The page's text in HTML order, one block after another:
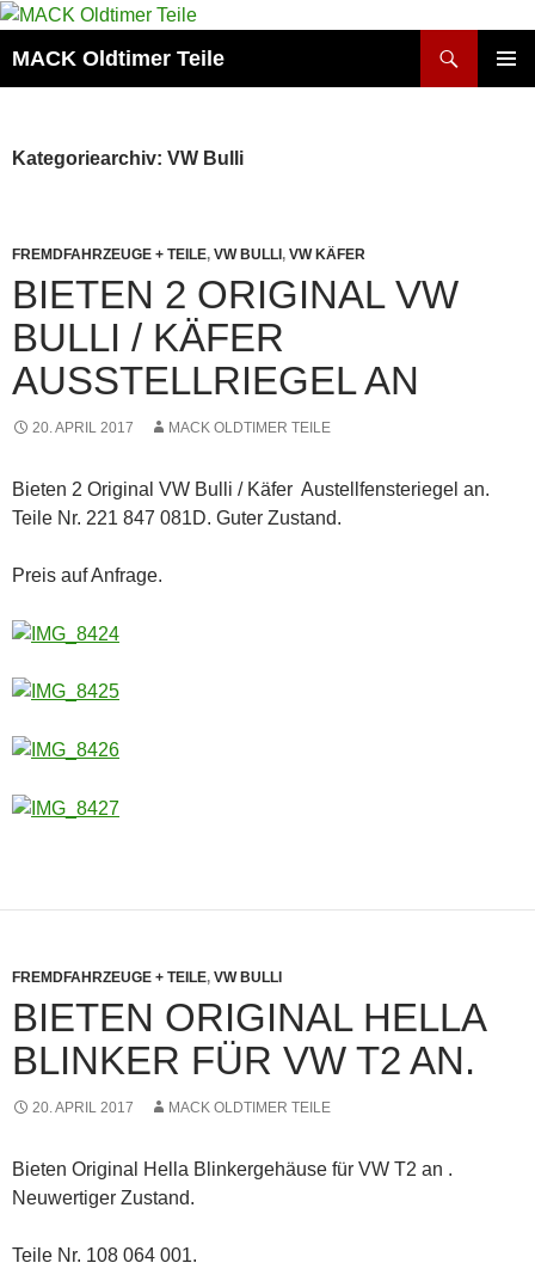
Zum
springen
MACK Oldtimer Teile
Kategoriearchiv: VW Bulli
FREMDFAHRZEUGE + TEILE, VW BULLI, VW KÄFER
BIETEN 2 ORIGINAL VW
BULLI / KÄFER
AUSSTELLRIEGEL AN
20. APRIL 2017 MACK OLDTIMER TEILE
Bieten 2 Original VW Bulli / Käfer Austellfensteriegel an.
Teile Nr. 221 847 081D. Guter Zustand.
Preis auf Anfrage.
FREMDFAHRZEUGE + TEILE, VW BULLI
BIETEN ORIGINAL HELLA
BLINKER FÜR VW T2 AN.
20. APRIL 2017 MACK OLDTIMER TEILE
Bieten Original Hella Blinkergehäuse für VW T2 an .
Neuwertiger Zustand.
Teile Nr. 108 064 001.